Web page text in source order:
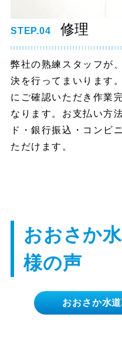
STEP.04 修理
弊社の熟練スタッフが
決を行ってまいります
にご確認いただき作業
なります。お支払い方
ド・銀行振込・コンビ
ただけます。
おおさか
様の声
門真市
おおさか水